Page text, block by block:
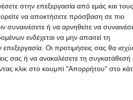
στην επεξεργασία από εμάς και τους
να αποκτήσετε πρόσβαση σε πιο
συναινέσετε ή να αρνηθείτε να
ενδέχεται να μην απαιτεί τη
Οι προτιμήσεις σας θα
σας ή να ανακαλέσετε τη συγκατάθεσή
κλικ στο κουμπί "Απορρήτου" στο